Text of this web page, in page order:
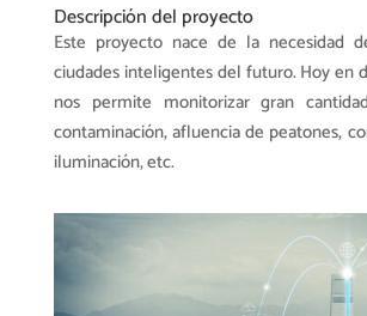
Descripción del proyecto
Este proyecto nace de la necesidad
ciudades inteligentes del futuro. Hoy en
nos permite monitorizar gran
contaminación, afluencia de peatones,
iluminación, etc.